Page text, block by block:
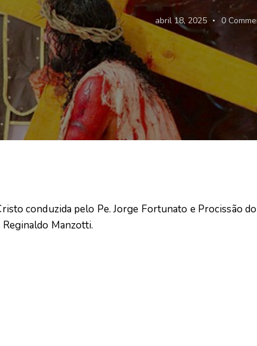
abril 18, 2025 0
conduzida pelo Pe. Jorge Fortunato e Procissão
Manzotti.